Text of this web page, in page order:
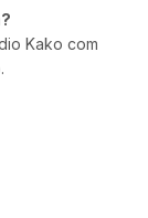
Kako com